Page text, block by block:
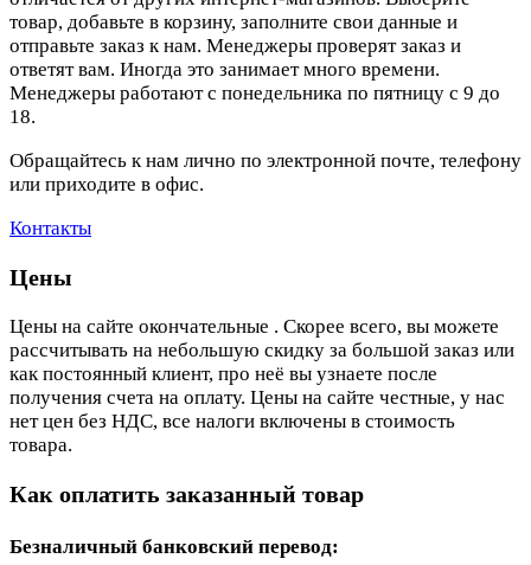
товар, добавьте в корзину, заполните свои данные и
отправьте заказ к нам. Менеджеры проверят заказ и
ответят вам. Иногда это занимает много времени.
Менеджеры работают с понедельника по пятницу с 9 до
18.
Обращайтесь к нам лично по электронной почте, телефону
или приходите в офис.
Контакты
Цены
Цены на сайте окончательные . Скорее всего, вы можете
рассчитывать на небольшую скидку за большой заказ или
как постоянный клиент, про неё вы узнаете после
получения счета на оплату. Цены на сайте честные, у нас
нет цен без НДС, все налоги включены в стоимость
товара.
Как оплатить заказанный товар
Безналичный банковский перевод: